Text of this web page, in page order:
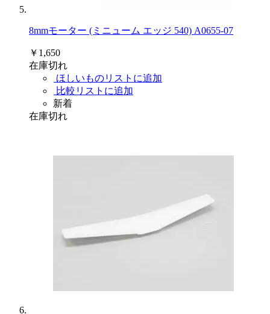
8mmモーター (ミニューム エッジ 540) A0655-07
￥1,650
在庫切れ
ほしいものリストに追加
比較リストに追加
新着
在庫切れ